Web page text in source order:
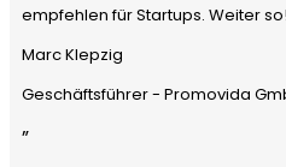
empfehlen für Startups. Weiter so!
Marc Klepzig
Geschäftsführer - Promovida
”